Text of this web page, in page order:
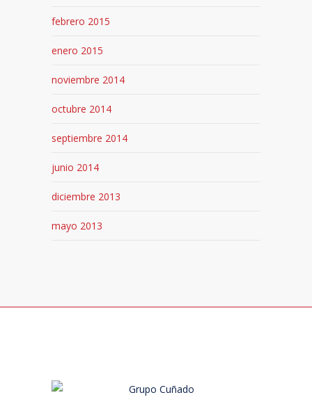
febrero 2015
enero 2015
noviembre 2014
octubre 2014
septiembre 2014
junio 2014
diciembre 2013
mayo 2013